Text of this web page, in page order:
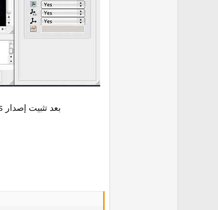
بعد تثبيت إصدار Windows ، انسخ الملف في مجلد Crack إلى موقع تثبيت البرنامج. لبنة وتركيب. تصدع نسخة ماك.